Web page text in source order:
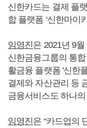
신한카드는 결제 플
합 플랫폼 ‘신한마이
임영진은 2021년 9월
신한금융그룹의 통합
활금융 플랫폼 '신한
결제와 자산관리 등
금융서비스도 하나
임영진은 “카드업의